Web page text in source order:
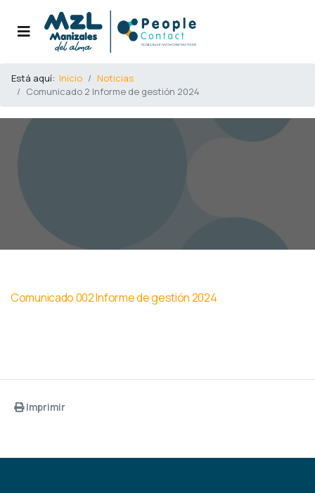
Está aquí: Inicio
Noticias
Comunicado 2 Informe de gestión 2024
Comunicado 002 Informe de gestión 2024
Imprimir